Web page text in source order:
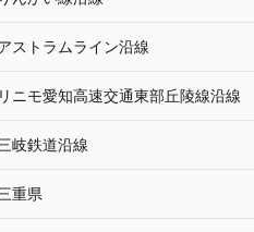
ストラムライン沿線
リニモ愛知高速交通東部丘陵線沿線
岐鉄道沿線
重県